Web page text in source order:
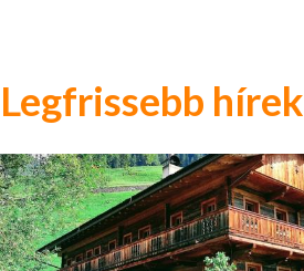
Legfrissebb hírek